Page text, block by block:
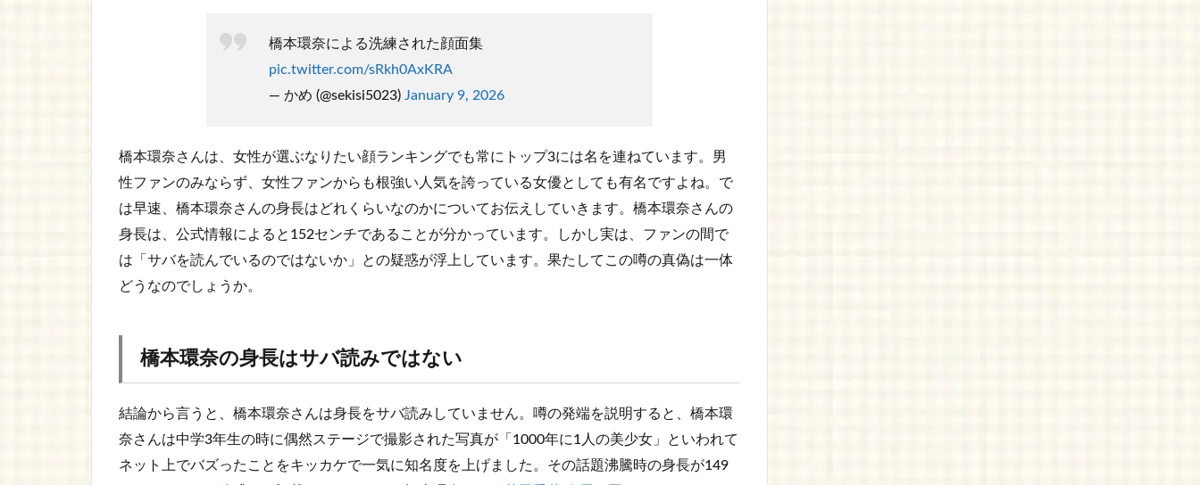
橋本環奈による洗練された顔面集
pic.twitter.com/sRkh0AxKRA
— かめ (@sekisi5023) January 9, 2026
橋本環奈さんは、女性が選ぶなりたい顔ランキングでも常にトップ3には名を連ねています。男
性ファンのみならず、女性ファンからも根強い人気を誇っている女優としても有名ですよね。で
は早速、橋本環奈さんの身長はどれくらいなのかについてお伝えしていきます。橋本環奈さんの
身長は、公式情報によると152センチであることが分かっています。しかし実は、ファンの間で
は「サバを読んでいるのではないか」との疑惑が浮上しています。果たしてこの噂の真偽は一体
どうなのでしょうか。
橋本環奈の身長はサバ読みではない
結論から言うと、橋本環奈さんは身長をサバ読みしていません。噂の発端を説明すると、橋本環
奈さんは中学3年生の時に偶然ステージで撮影された写真が「1000年に1人の美少女」といわれて
ネット上でバズったことをキッカケで一気に知名度を上げました。その話題沸騰時の身長が149